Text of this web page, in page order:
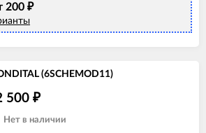
200 ₽
(6SCHEMOD11)
500 ₽
Нет в наличии